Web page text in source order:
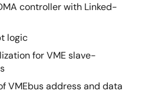
controller with Linked-
logic
for VME slave-
VMEbus address and data